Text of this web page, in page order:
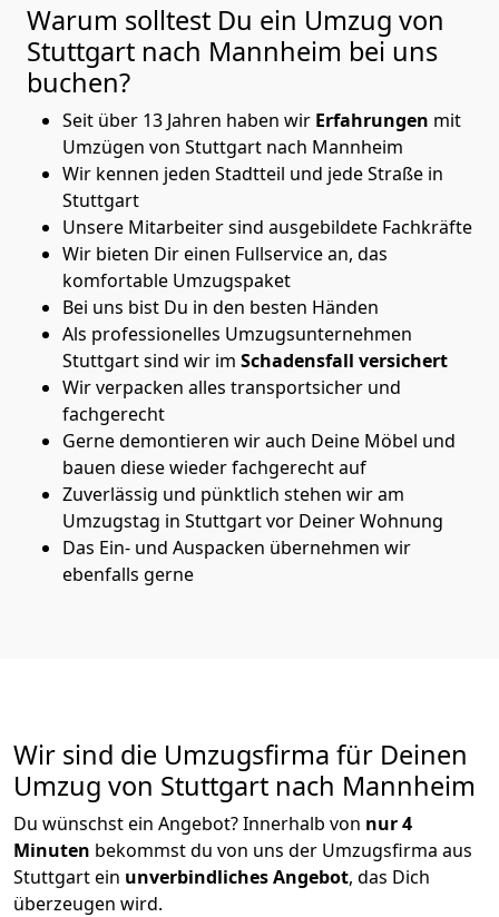
Warum solltest Du ein Umzug von
Stuttgart nach Mannheim bei uns
buchen?
Seit über 13 Jahren haben wir Erfahrungen mit
Umzügen von Stuttgart nach Mannheim
Wir kennen jeden Stadtteil und jede Straße in
Stuttgart
Unsere Mitarbeiter sind ausgebildete Fachkräfte
Wir bieten Dir einen Fullservice an, das
komfortable Umzugspaket
Bei uns bist Du in den besten Händen
Als professionelles Umzugsunternehmen
Stuttgart sind wir im Schadensfall versichert
Wir verpacken alles transportsicher und
fachgerecht
Gerne demontieren wir auch Deine Möbel und
bauen diese wieder fachgerecht auf
Zuverlässig und pünktlich stehen wir am
Umzugstag in Stuttgart vor Deiner Wohnung
Das Ein- und Auspacken übernehmen wir
ebenfalls gerne
Wir sind die Umzugsfirma für Deinen
Umzug von Stuttgart nach Mannheim
Du wünschst ein Angebot? Innerhalb von nur 4
Minuten bekommst du von uns der Umzugsfirma aus
Stuttgart ein unverbindliches Angebot, das Dich
überzeugen wird.